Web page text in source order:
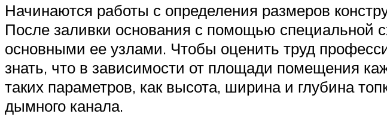
Начинаются работы с определения размеров
После заливки основания с помощью специальной
основными ее узлами. Чтобы оценить труд
знать, что в зависимости от площади помещения
таких параметров, как высота, ширина и глубина
дымного канала.